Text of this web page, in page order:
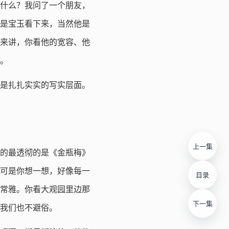
上一集
目录
下一集
么？我问了一个朋友，
宝玉看下来，当然他是
讲，你看他的宽容、他
扎扎实实的写实层面。
最透彻的是《金瓶梅》
是你想一想，好像每一
雅。你看大观园里边那
们也不避俗。